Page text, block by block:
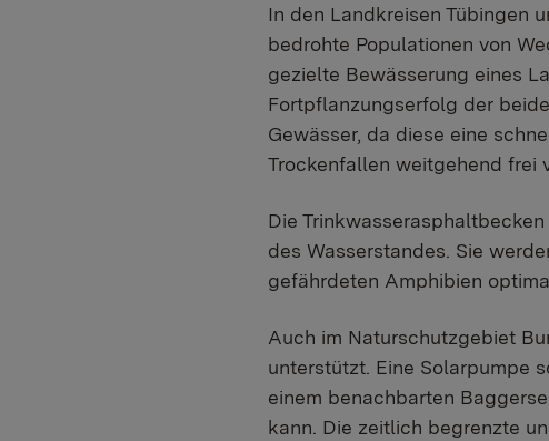
In den Landkreisen Tübingen
bedrohte Populationen von
gezielte Bewässerung eines
Fortpflanzungserfolg der
Gewässer, da diese eine
Trockenfallen weitgehend frei
Die
des Wasserstandes. Sie
gefährdeten Amphibien
Auch im Naturschutzgebiet
unterstützt. Eine Solarpumpe
einem benachbarten
kann. Die zeitlich begrenzte